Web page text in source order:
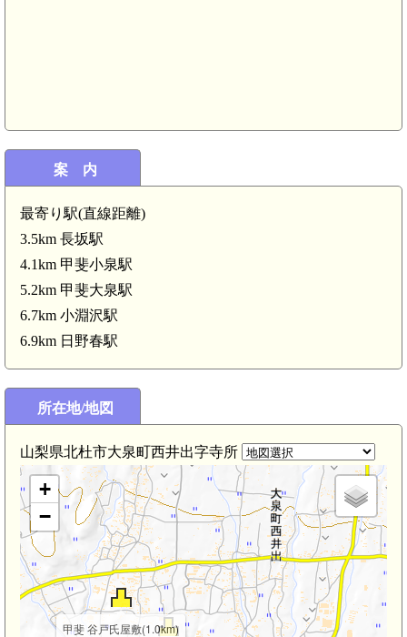
案 内
最寄り駅(直線距離)
3.5km 長坂駅
4.1km 甲斐小泉駅
5.2km 甲斐大泉駅
6.7km 小淵沢駅
6.9km 日野春駅
所在地/地図
山梨県北杜市大泉町西井出字寺所
甲斐 谷戸氏屋敷(1.0km)
+
−